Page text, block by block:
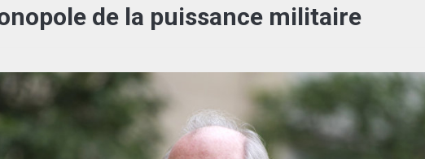
de la puissance militaire